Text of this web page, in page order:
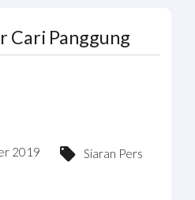
Cari Panggung
2019
Siaran Pers